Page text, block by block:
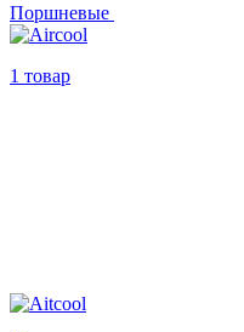
Поршневые
1 товар